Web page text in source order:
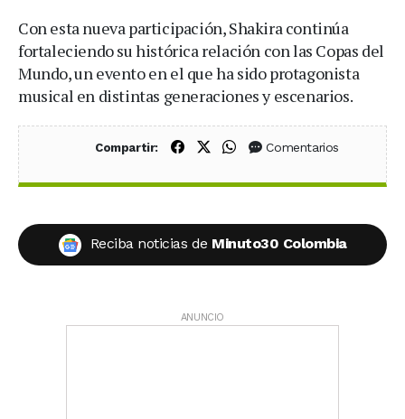
Con esta nueva participación, Shakira continúa
fortaleciendo su histórica relación con las Copas del
Mundo, un evento en el que ha sido protagonista
musical en distintas generaciones y escenarios.
Compartir: Compartir en Facebook
Compartir en X (Twitter)
Compartir en WhatsApp
Comentarios
Reciba noticias de Minuto30 Colombia
ANUNCIO